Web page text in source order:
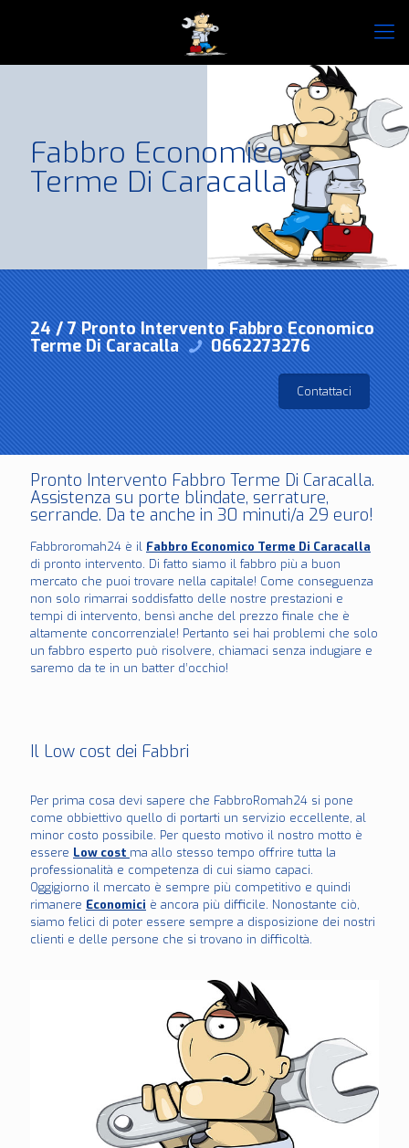
Fabbro Economico
Terme Di Caracalla
24 / 7 Pronto Intervento Fabbro Economico
Terme Di Caracalla 0662273276
Contattaci
Pronto Intervento Fabbro Terme Di Caracalla.
Assistenza su porte blindate, serrature,
serrande. Da te anche in 30 minuti/a 29 euro!
Fabbroromah24 è il Fabbro Economico Terme Di Caracalla
di pronto intervento. Di fatto siamo il fabbro più a buon
mercato che puoi trovare nella capitale! Come conseguenza
non solo rimarrai soddisfatto delle nostre prestazioni e
tempi di intervento, bensì anche del prezzo finale che è
altamente concorrenziale! Pertanto sei hai problemi che solo
un fabbro esperto può risolvere, chiamaci senza indugiare e
saremo da te in un batter d’occhio!
Il Low cost dei Fabbri
Per prima cosa devi sapere che FabbroRomah24 si pone
come obbiettivo quello di portarti un servizio eccellente, al
minor costo possibile. Per questo motivo il nostro motto è
essere Low cost ma allo stesso tempo offrire tutta la
professionalità e competenza di cui siamo capaci.
Oggigiorno il mercato è sempre più competitivo e quindi
rimanere Economici è ancora più difficile. Nonostante ciò,
siamo felici di poter essere sempre a disposizione dei nostri
clienti e delle persone che si trovano in difficoltà.